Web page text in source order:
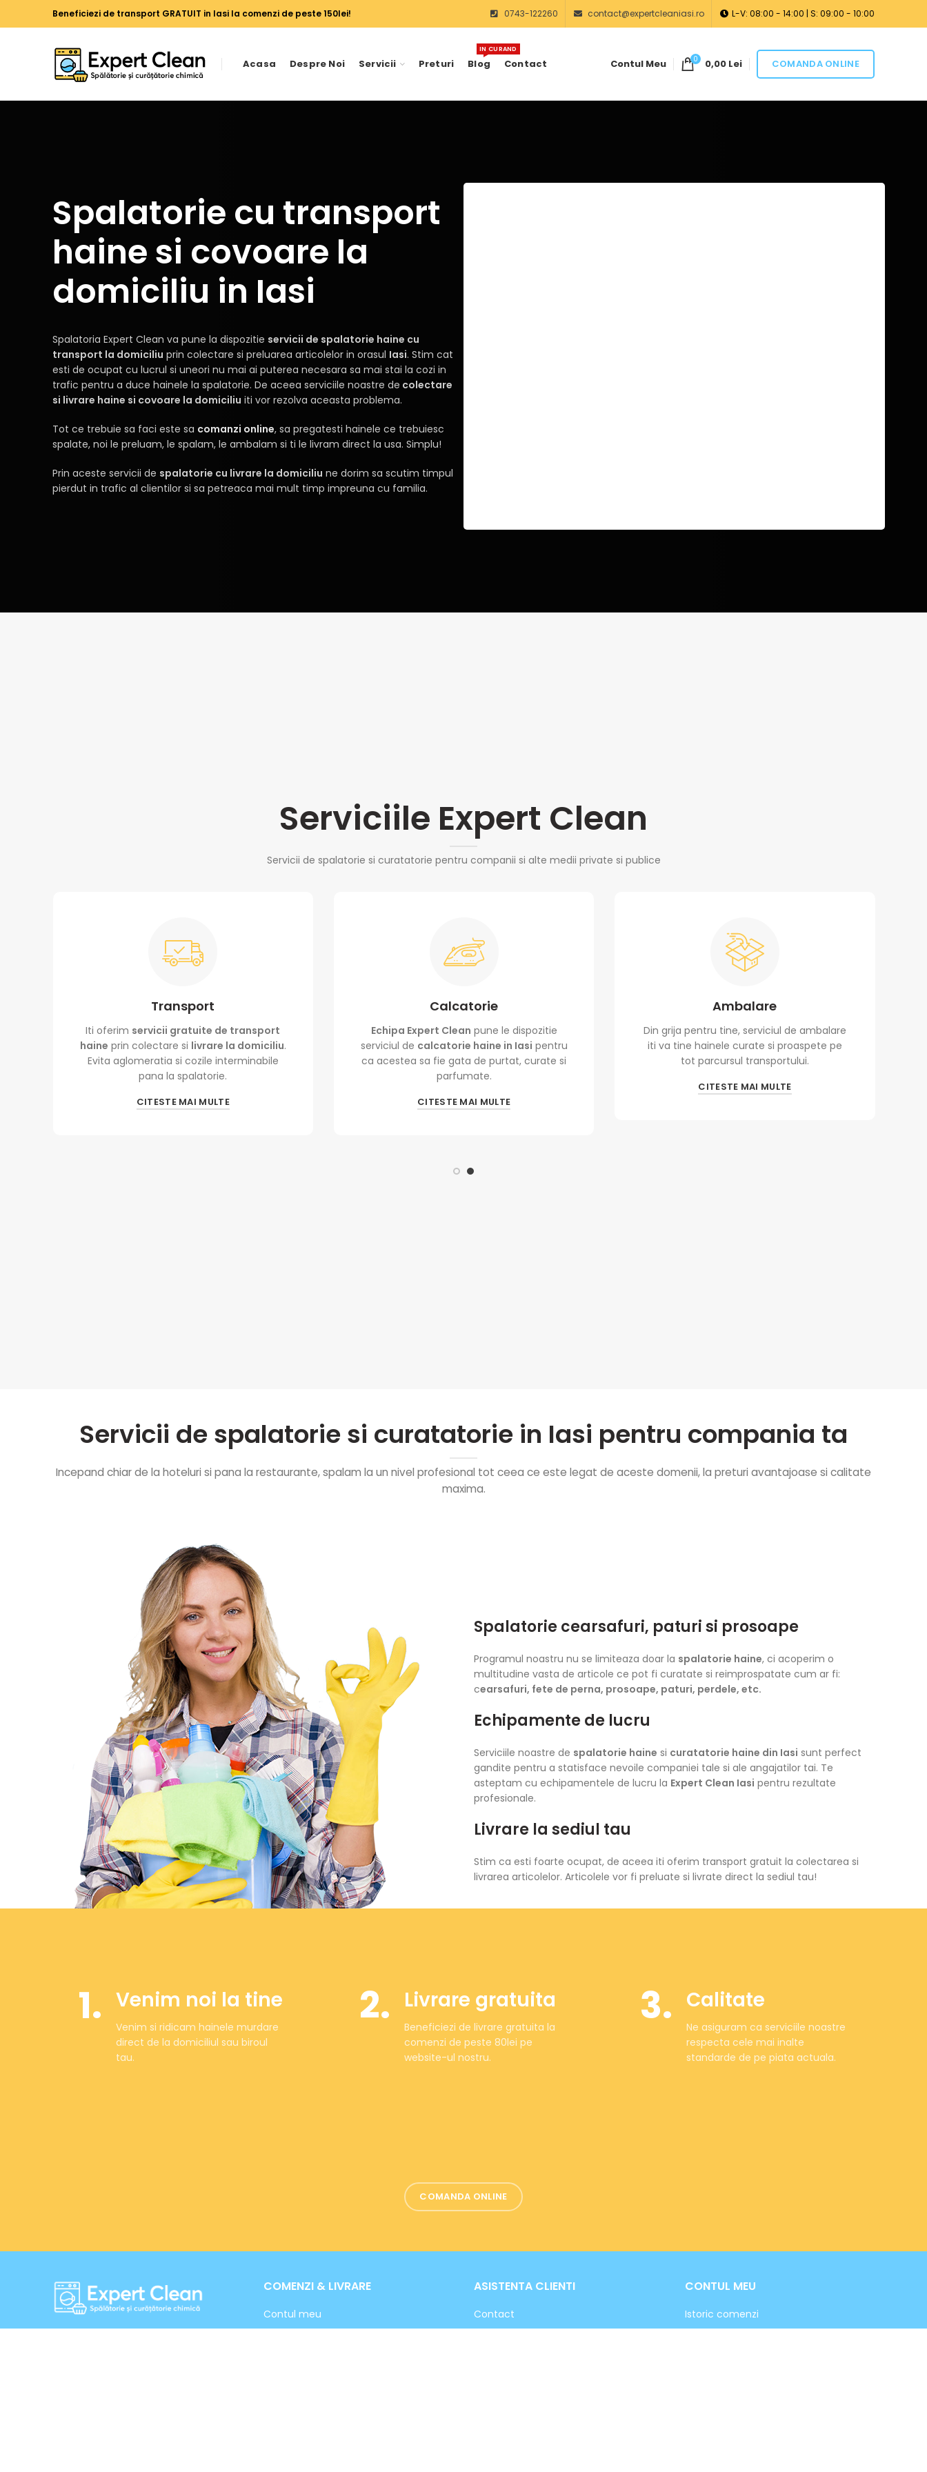
Beneficiezi de transport GRATUIT in Iasi la comenzi de peste 150lei! 0743-122260 contact@expertcleaniasi.ro L-V: 08:00 - 14:00 | S: 09:00 - 10:00
Acasa Despre Noi Servicii Preturi Blog
IN CURAND
Contact Contul Meu 0 0,00 Lei COMANDA ONLINE
Spalatorie cu transport
haine si covoare la
domiciliu in Iasi
Spalatoria Expert Clean va pune la dispozitie servicii de spalatorie haine cu
transport la domiciliu prin colectare si preluarea articolelor in orasul Iasi. Stim cat
esti de ocupat cu lucrul si uneori nu mai ai puterea necesara sa mai stai la cozi in
trafic pentru a duce hainele la spalatorie. De aceea serviciile noastre de colectare
si livrare haine si covoare la domiciliu iti vor rezolva aceasta problema.
Tot ce trebuie sa faci este sa comanzi online, sa pregatesti hainele ce trebuiesc
spalate, noi le preluam, le spalam, le ambalam si ti le livram direct la usa. Simplu!
Prin aceste servicii de spalatorie cu livrare la domiciliu ne dorim sa scutim timpul
pierdut in trafic al clientilor si sa petreaca mai mult timp impreuna cu familia.
Serviciile Expert Clean
Servicii de spalatorie si curatatorie pentru companii si alte medii private si publice
Transport
Iti oferim servicii gratuite de transport
haine prin colectare si livrare la domiciliu.
Evita aglomeratia si cozile interminabile
pana la spalatorie.
CITESTE MAI MULTE
Calcatorie
Echipa Expert Clean pune le dispozitie
serviciul de calcatorie haine in Iasi pentru
ca acestea sa fie gata de purtat, curate si
parfumate.
CITESTE MAI MULTE
Ambalare
Din grija pentru tine, serviciul de ambalare
iti va tine hainele curate si proaspete pe
tot parcursul transportului.
CITESTE MAI MULTE
Servicii de spalatorie si curatatorie in Iasi pentru compania ta
Incepand chiar de la hoteluri si pana la restaurante, spalam la un nivel profesional tot ceea ce este legat de aceste domenii, la preturi avantajoase si calitate
maxima.
Spalatorie cearsafuri, paturi si prosoape
Programul noastru nu se limiteaza doar la spalatorie haine, ci acoperim o
multitudine vasta de articole ce pot fi curatate si reimprospatate cum ar fi:
cearsafuri, fete de perna, prosoape, paturi, perdele, etc.
Echipamente de lucru
Serviciile noastre de spalatorie haine si curatatorie haine din Iasi sunt perfect
gandite pentru a statisface nevoile companiei tale si ale angajatilor tai. Te
asteptam cu echipamentele de lucru la Expert Clean Iasi pentru rezultate
profesionale.
Livrare la sediul tau
Stim ca esti foarte ocupat, de aceea iti oferim transport gratuit la colectarea si
livrarea articolelor. Articolele vor fi preluate si livrate direct la sediul tau!
1. Venim noi la tine
Venim si ridicam hainele murdare
direct de la domiciliul sau biroul
tau.
2. Livrare gratuita
Beneficiezi de livrare gratuita la
comenzi de peste 80lei pe
website-ul nostru.
3. Calitate
Ne asiguram ca serviciile noastre
respecta cele mai inalte
standarde de pe piata actuala.
COMANDA ONLINE
COMENZI & LIVRARE
Contul meu
ASISTENTA CLIENTI
Contact
CONTUL MEU
Istoric comenzi